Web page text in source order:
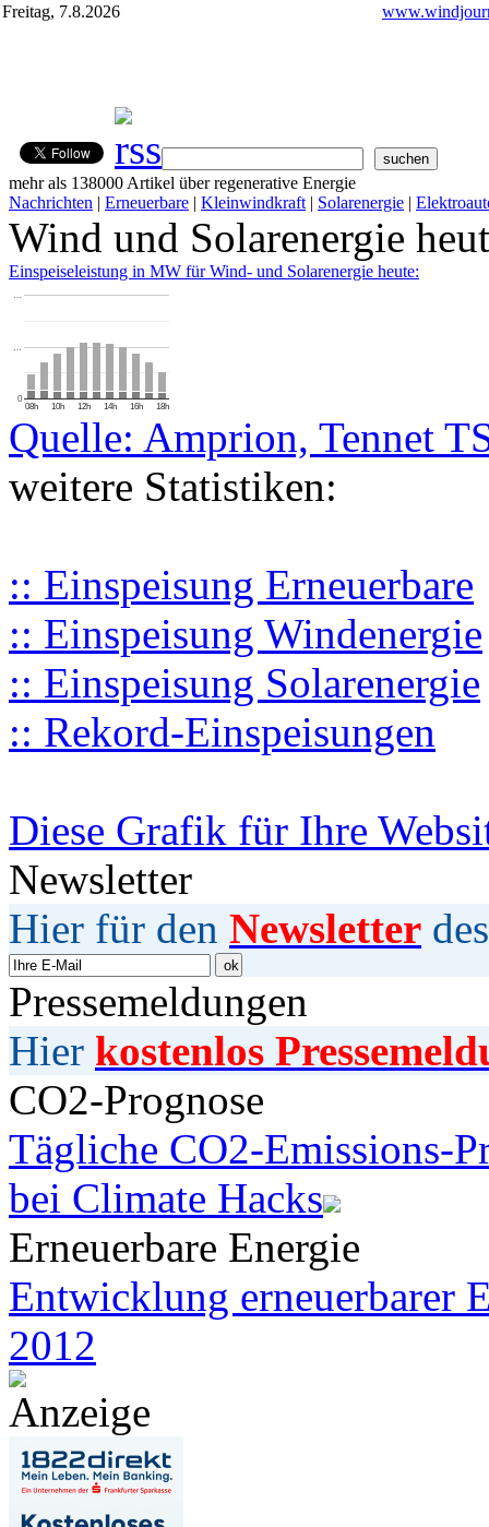
Freitag, 7.8.2026
mehr als 138000 Artikel über regenerative Energie
Nachrichten | Erneuerbare | Kleinwindkraft | Solarenergie |
Wind und Solarenergie
Einspeiseleistung in MW für Wind- und Solarenergie heute:
08h 10h 12h 14h 16h 18h
0
…
…
Quelle: Amprion, Tennet
weitere Statistiken:
:: Einspeisung Erneuerbare
:: Einspeisung Windenergie
:: Einspeisung Solarenergie
:: Rekord-Einspeisungen
Diese Grafik für Ihre
Newsletter
Hier für den Newsletter
Pressemeldungen
Hier kostenlos
CO2-Prognose
Tägliche CO2-Emissions-
bei Climate Hacks
Erneuerbare Energie
Entwicklung erneuerbarer
2012
Anzeige